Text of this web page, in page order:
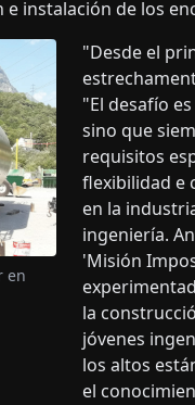
instalación de los
"Desde el
"El desafío
sino que
requisitos
flexibilidad e
en la
ingeniería.
'Misión
la
jóvenes
los altos
el
en